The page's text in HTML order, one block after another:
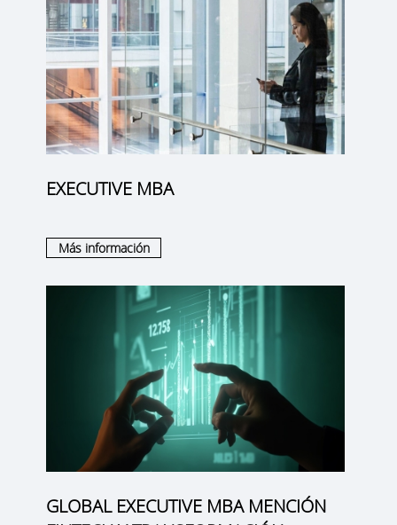
EXECUTIVE MBA
Más información
GLOBAL EXECUTIVE MBA MENCIÓN